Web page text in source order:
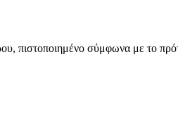
πιστοποιημένο σύμφωνα με το